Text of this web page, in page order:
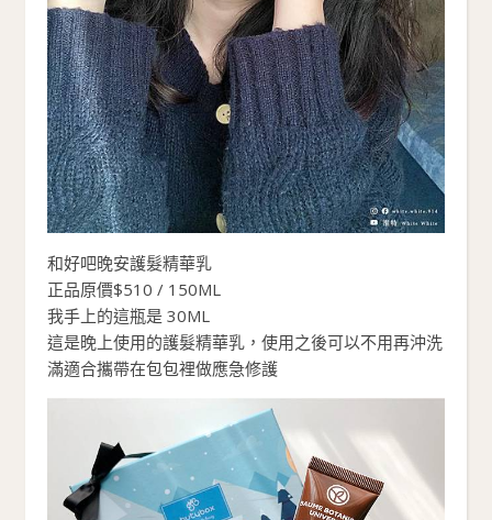
和好吧晚安護髮精華乳
正品原價$510 / 150ML
我手上的這瓶是 30ML
這是晚上使用的護髮精華乳，使用之後可以不用再沖洗
滿適合攜帶在包包裡做應急修護